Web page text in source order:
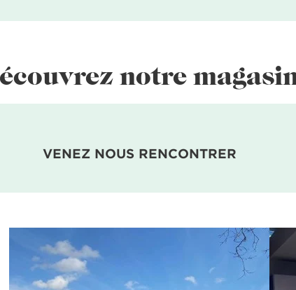
notre
VENEZ NOUS RENCONTRER